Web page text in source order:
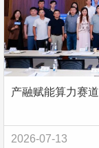
产融赋能算力赛
2026-07-13